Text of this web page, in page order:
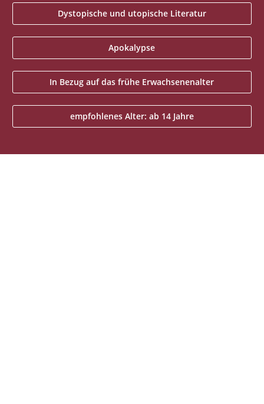
Dystopische und utopische Literatur
Apokalypse
In Bezug auf das frühe Erwachsenenalter
empfohlenes Alter: ab 14 Jahre